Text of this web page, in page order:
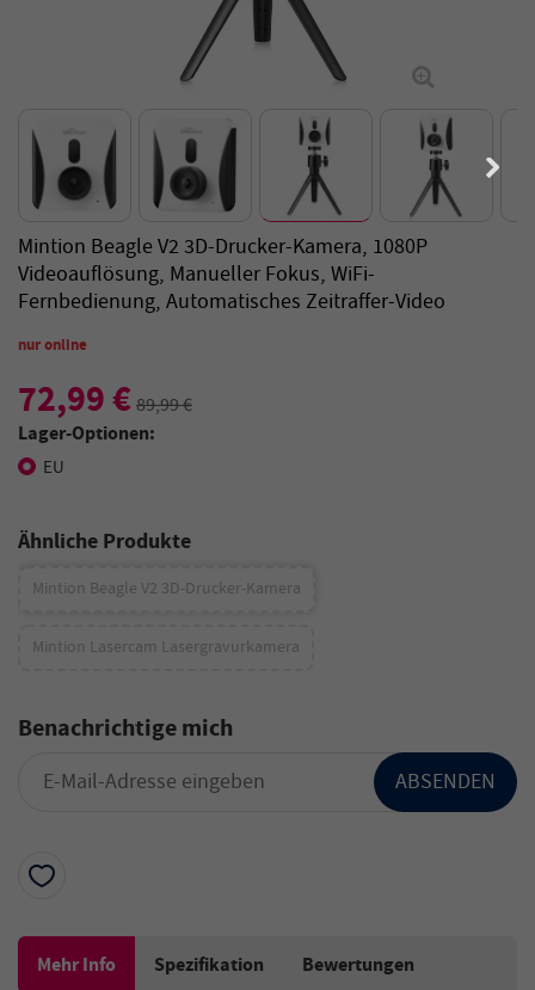
Mintion Beagle V2 3D-Drucker-Kamera, 1080P
Videoauflösung, Manueller Fokus, WiFi-
Fernbedienung, Automatisches Zeitraffer-Video
nur online
72,99 €89,99 €
Lager-Optionen:
EU
Ähnliche Produkte
Mintion Beagle V2 3D-Drucker-Kamera
Mintion Lasercam Lasergravurkamera
Benachrichtige mich
ABSENDEN
Mehr Info Spezifikation Bewertungen